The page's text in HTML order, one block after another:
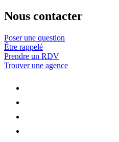
Nous contacter
Poser une question
Être rappelé
Prendre un RDV
Trouver une agence